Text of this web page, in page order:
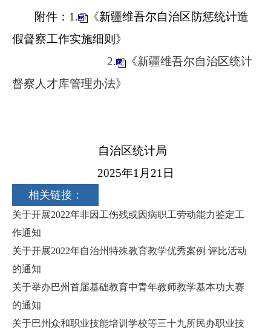
附件： 1. 《新疆维吾尔自治区防惩统计造
假督察工作实施细则》
2.
《新疆维吾尔自治区统计
督察人才库管理办法》
自治区统计局
2025年1 月 21 日
相关链接：
关于开展2022年非因工伤残或因病职工劳动能力鉴定工
作通知
关于开展2022年自治州特殊教育教学优秀案例 评比活动
的通知
关于举办巴州首届基础教育中青年教师教学基本功大赛
的通知
关于巴州众和职业技能培训学校等三十九所民办职业技